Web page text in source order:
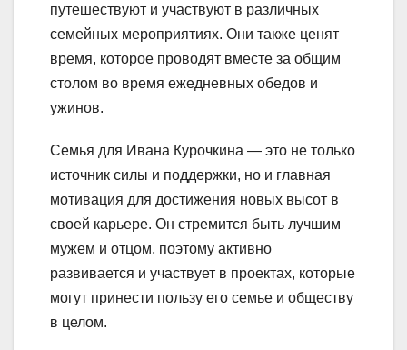
путешествуют и участвуют в различных
семейных мероприятиях. Они также ценят
время, которое проводят вместе за общим
столом во время ежедневных обедов и
ужинов.
Семья для Ивана Курочкина — это не только
источник силы и поддержки, но и главная
мотивация для достижения новых высот в
своей карьере. Он стремится быть лучшим
мужем и отцом, поэтому активно
развивается и участвует в проектах, которые
могут принести пользу его семье и обществу
в целом.